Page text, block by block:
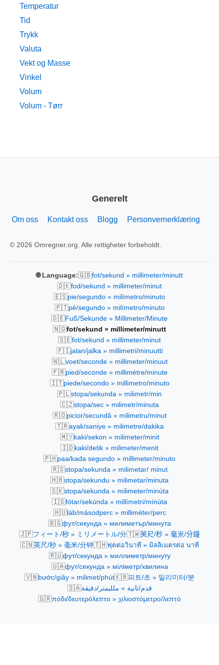
Temperatur
Tid
Trykk
Valuta
Vekt og Masse
Vinkel
Volum
Volum - Tørr
Generelt
Om oss Kontakt oss Blogg Personvernerklæring
© 2026 Omregner.org. Alle rettigheter forbeholdt.
🌐 Language:🇬🇧fot/sekund » millimeter/minutt
🇩🇰fod/sekund » millimeter/minut
🇪🇸pie/segundo » milímetro/minuto
🇵🇹pé/segundo » milímetro/minuto
🇩🇪Fuß/Sekunde » Millimeter/Minute
🇳🇴fot/sekund » millimeter/minutt
🇸🇪fot/sekund » millimeter/minut
🇫🇮jalan/jalka » millimetri/minuutti
🇳🇱voet/seconde » millimeter/minuut
🇫🇷pied/seconde » millimètre/minute
🇮🇹piede/secondo » millimetro/minuto
🇵🇱stopa/sekunda » milimetr/min
🇨🇿stopa/sec » milimetr/minuta
🇷🇴picior/secundă » milimetru/minut
🇹🇷ayak/saniye » milimetre/dakika
🇲🇾kaki/sekon » milimeter/minit
🇮🇩kaki/detik » milimeter/menit
🇵🇭paa/kada segundo » millimeter/minuto
🇷🇸stopa/sekunda » milimetar/ minut
🇭🇷stopa/sekundu » milimetar/minuta
🇸🇰stopa/sekunda » milimeter/minúta
🇮🇸fótar/sekúnda » millímetri/mínúta
🇭🇺láb/másodperc » milliméter/perc
🇧🇬фут/секунда » милиметър/минута
🇯🇵フィート/秒 » ミリメートル/分🇹🇼英尺/秒 » 毫米/分鐘
🇨🇳英尺/秒 » 毫米/分钟🇹🇭ฟุตต่อวินาที » มิลลิเมตรต่อ นาที
🇷🇺фут/секунда » миллиметр/минуту
🇺🇦фут/секунда » міліметр/хвилина
🇻🇳bước/giây » milimet/phút🇰🇷피트/초 » 밀리미터/분
🇸🇦قدم/ثانية » ملليمتر/دقيقة
🇬🇷πόδι/δευτερόλεπτο » χιλιοστόμετρο/λεπτό